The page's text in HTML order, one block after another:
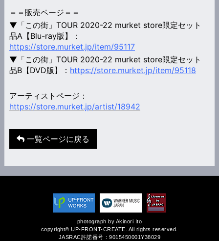
＝＝販売ページ＝＝
▼「この街」TOUR 2020-22 murket store限定セット
品A【Blu-ray版】：
https://store.murket.jp/item/95117
▼「この街」TOUR 2020-22 murket store限定セット
品B【DVD版】： https://store.murket.jp/item/95118
アーティストページ：
https://store.murket.jp/artist/18942
一覧ページに戻る
photograph by Akinori Ito
copyright© UP-FRONT-CREATE. All rights reserved.
JASRAC許諾番号：9015450001Y38029